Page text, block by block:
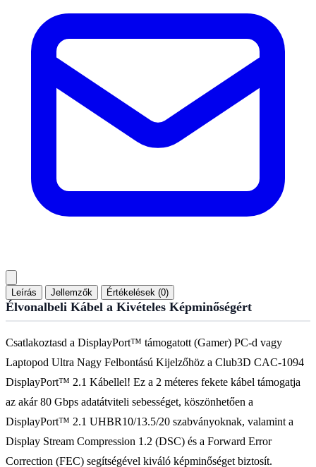
Leírás Jellemzők Értékelések (0)
Élvonalbeli Kábel a Kivételes Képminőségért
Csatlakoztasd a DisplayPort™ támogatott (Gamer) PC-d vagy
Laptopod Ultra Nagy Felbontású Kijelzőhöz a Club3D CAC-1094
DisplayPort™ 2.1 Kábellel! Ez a 2 méteres fekete kábel támogatja
az akár 80 Gbps adatátviteli sebességet, köszönhetően a
DisplayPort™ 2.1 UHBR10/13.5/20 szabványoknak, valamint a
Display Stream Compression 1.2 (DSC) és a Forward Error
Correction (FEC) segítségével kiváló képminőséget biztosít.